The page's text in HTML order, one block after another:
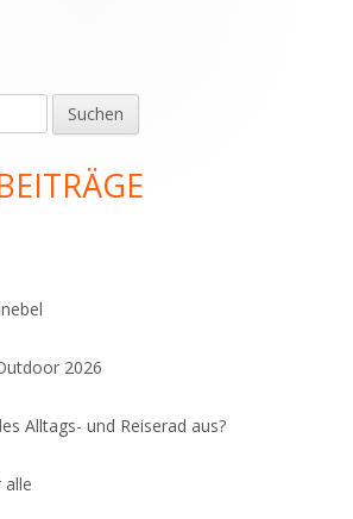
2026
Alltags- und Reiserad aus?
alle